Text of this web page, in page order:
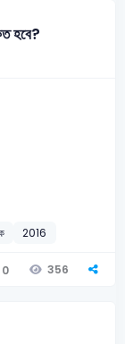
হবে?
2016
0 356